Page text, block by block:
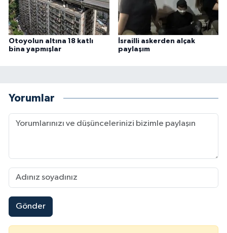
Otoyolun altına 18 katlı
bina yapmışlar
İsrailli askerden alçak
paylaşım
Yorumlar
Gönder